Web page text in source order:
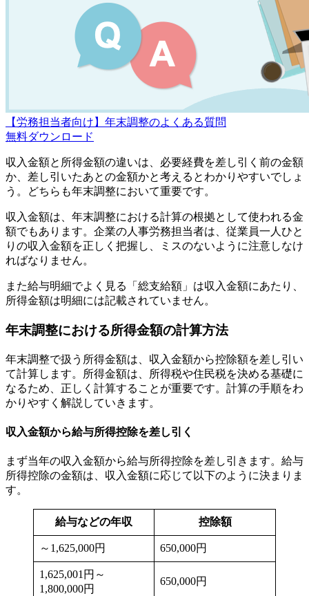
【労務担当者向け】年末調整のよくある質問
無料ダウンロード
収入金額と所得金額の違いは、必要経費を差し引く前の金額
か、差し引いたあとの金額かと考えるとわかりやすいでしょ
う。どちらも年末調整において重要です。
収入金額は、年末調整における計算の根拠として使われる金
額でもあります。企業の人事労務担当者は、従業員一人ひと
りの収入金額を正しく把握し、ミスのないように注意しなけ
ればなりません。
また給与明細でよく見る「総支給額」は収入金額にあたり、
所得金額は明細には記載されていません。
年末調整における所得金額の計算方法
年末調整で扱う所得金額は、収入金額から控除額を差し引い
て計算します。所得金額は、所得税や住民税を決める基礎に
なるため、正しく計算することが重要です。計算の手順をわ
かりやすく解説していきます。
収入金額から給与所得控除を差し引く
まず当年の収入金額から給与所得控除を差し引きます。給与
所得控除の金額は、収入金額に応じて以下のように決まりま
す。
給与などの年収 控除額
～1,625,000円 650,000円
1,625,001円～
1,800,000円
650,000円